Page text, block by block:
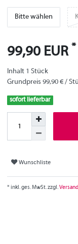
Bitte wählen
99,90 EUR *
Inhalt 1 Stück
Grundpreis 99,90 € /
sofort lieferbar
Wunschliste
* inkl. ges. MwSt. zzgl.